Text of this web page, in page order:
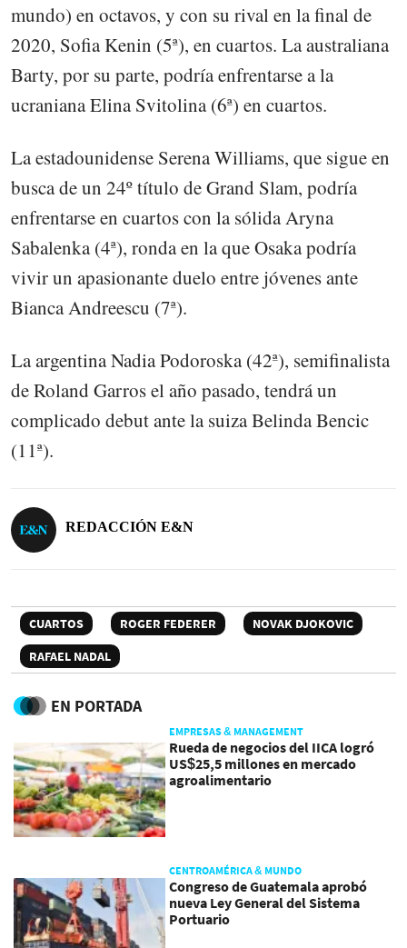
mundo) en octavos, y con su rival en la final de
2020, Sofia Kenin (5ª), en cuartos. La australiana
Barty, por su parte, podría enfrentarse a la
ucraniana Elina Svitolina (6ª) en cuartos.
La estadounidense Serena Williams, que sigue en
busca de un 24º título de Grand Slam, podría
enfrentarse en cuartos con la sólida Aryna
Sabalenka (4ª), ronda en la que Osaka podría
vivir un apasionante duelo entre jóvenes ante
Bianca Andreescu (7ª).
La argentina Nadia Podoroska (42ª), semifinalista
de Roland Garros el año pasado, tendrá un
complicado debut ante la suiza Belinda Bencic
(11ª).
REDACCIÓN E&N
CUARTOS ROGER FEDERER
NOVAK DJOKOVIC
RAFAEL NADAL
EN PORTADA
EMPRESAS & MANAGEMENT
Rueda de negocios del IICA logró
US$25,5 millones en mercado
agroalimentario
CENTROAMÉRICA & MUNDO
Congreso de Guatemala aprobó
nueva Ley General del Sistema
Portuario